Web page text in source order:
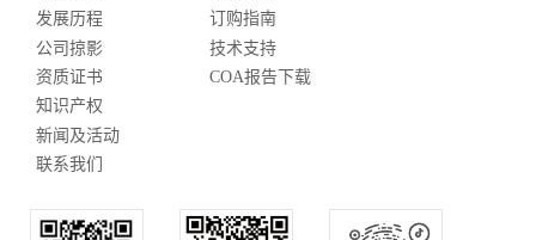
发展历程
公司掠影
资质证书
知识产权
新闻及活动
联系我们
订购指南
技术支持
COA报告下载